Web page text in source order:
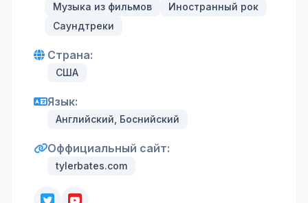
Музыка из фильмов
Иностранный рок
Саундтреки
Страна:
США
Язык:
Английский, Боснийский
Оффициальный сайт:
tylerbates.com